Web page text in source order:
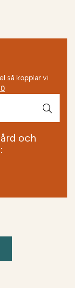
så kopplar vi
och